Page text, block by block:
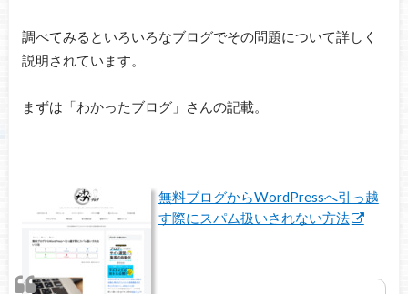
調べてみるといろいろなブログでその問題について詳しく
説明されています。
まずは「わかったブログ」さんの記載。
無料ブログからWordPressへ引っ越
す際にスパム扱いされない方法